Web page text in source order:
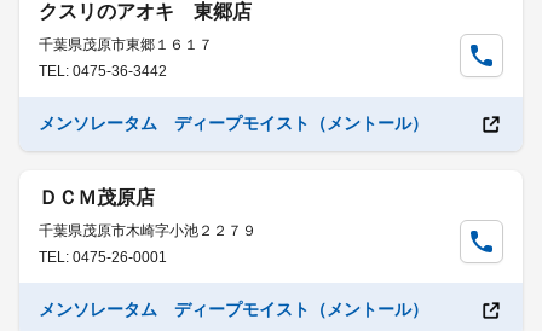
クスリのアオキ 東郷店
千葉県茂原市東郷１６１７
TEL: 0475-36-3442
メンソレータム ディープモイスト（メントール）
ＤＣＭ茂原店
千葉県茂原市木崎字小池２２７９
TEL: 0475-26-0001
メンソレータム ディープモイスト（メントール）